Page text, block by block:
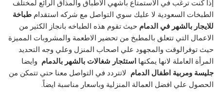
إذا كنت ترغب في الاستمتاع باشهي الاطباق والمذاق الرائع لمختلف
الطبخات السعودية لا عليك سوي التواصل مع شركه استقدامطباخة
للايجار بالشهر في الدمام حيث تقوم هذه الطباخه بانجاز الكثير من
الاعمال التي تتعلق بالمطبخ من تحضير الاطعمة والمشروبات المميزة
حيث توفرالوقت والمجهود علي اصحاب المنزل وعلي وجه التحديد
المرأة العاملة لانها يمكنهااستئجار شغالات بالشهر بالدمام وايضا
جليسة ومربية اطفال الدمام لاتتردد في التواصل معنا حتي تتمكن من
الحصول علي افضل العمالة المنزلية وباسعار مناسبة ايضاً.